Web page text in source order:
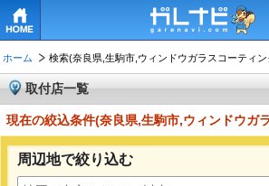
ホーム 検索(奈良県,生駒市,ウィンドウガラスコーティン
取付店一覧
現在の絞込条件(奈良県,生駒市,ウィンドウガ
周辺地で絞り込む